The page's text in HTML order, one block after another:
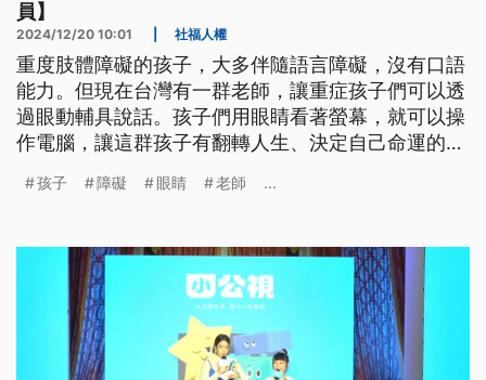
員】
2024/12/20 10:01 社福人權
重度肢體障礙的孩子，大多伴隨語言障礙，沒有口語
能力。但現在台灣有一群老師，讓重症孩子們可以透
過眼動輔具說話。孩子們用眼睛看著螢幕，就可以操
作電腦，讓這群孩子有翻轉人生、決定自己命運的機
權這條路，需要更多人同行。
孩子 障礙 眼睛 老師 ...